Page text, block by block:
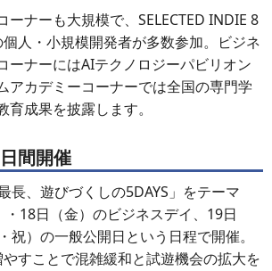
ーナーも大規模で、SELECTED INDIE 8
人・小規模開発者が多数参加。ビジネ
ーナーにはAIテクノロジーパビリオン
アカデミーコーナーでは全国の専門学
成果を披露します。
間開催
長、遊びづくしの5DAYS」をテーマ
18日（金）のビジネスデイ、19日
祝）の一般公開日という日程で開催。
すことで混雑緩和と試遊機会の拡大を